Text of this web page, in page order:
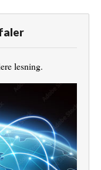
lesning.